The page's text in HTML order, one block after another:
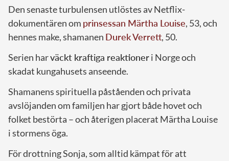
Den senaste turbulensen utlöstes av Netflix-
dokumentären om prinsessan Märtha Louise, 53, och
hennes make, shamanen Durek Verrett, 50.
Serien harväckt kraftiga reaktioneri Norge och
skadat kungahusets anseende.
Shamanens spirituella påståenden och privata
avslöjanden om familjen har gjort både hovet och
folket bestörta – och återigen placerat Märtha Louise
i stormens öga.
För drottning Sonja, som alltid kämpat för att